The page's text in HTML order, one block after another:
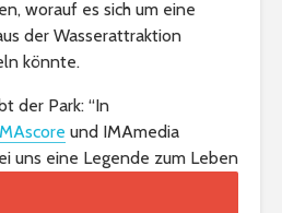
worauf es sich um eine
der Wasserattraktion
könnte.
der Park: “In
und IMAmedia
uns eine Legende zum Leben